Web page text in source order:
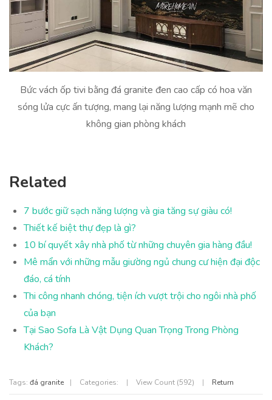
Bức vách ốp tivi bằng đá granite đen cao cấp có hoa văn
sóng lửa cực ấn tượng, mang lại năng lượng mạnh mẽ cho
không gian phòng khách
Related
7 bước giữ sạch năng lượng và gia tăng sự giàu có!
Thiết kế biệt thự đẹp là gì?
10 bí quyết xây nhà phố từ những chuyên gia hàng đầu!
Mê mẩn với những mẫu giường ngủ chung cư hiện đại độc
đáo, cá tính
Thi công nhanh chóng, tiện ích vượt trội cho ngôi nhà phố
của bạn
Tại Sao Sofa Là Vật Dụng Quan Trọng Trong Phòng
Khách?
Tags: đá granite | Categories: | View Count (592) | Return